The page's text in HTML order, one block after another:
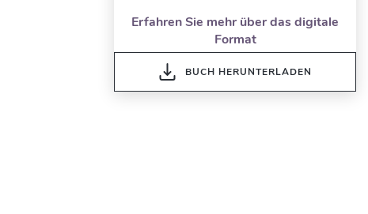
Erfahren Sie mehr über das digitale
Format
BUCH HERUNTERLADEN